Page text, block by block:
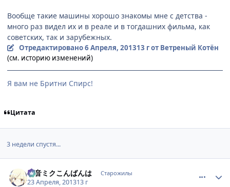
Вообще такие машины хорошо знакомы мне с детства -
много раз видел их и в реале и в тогдашних фильма, как
советских, так и зарубежных.
Отредактировано6 Апреля, 201313 гот Ветреный Котён
(см. историю изменений)
Я вам не Бритни Спирс!
Цитата
3 недели спустя...
初音ミクこんばんは Старожилы
23 Апреля, 201313 г